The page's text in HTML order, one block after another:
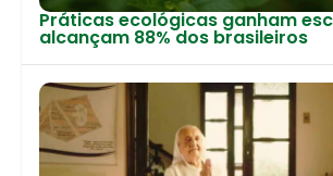
Práticas ecológicas ganham
alcançam 88% dos brasileiros